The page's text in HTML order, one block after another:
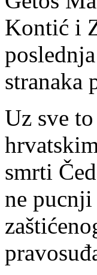
Kontić i
stranaka
Uz sve
smrti
ne